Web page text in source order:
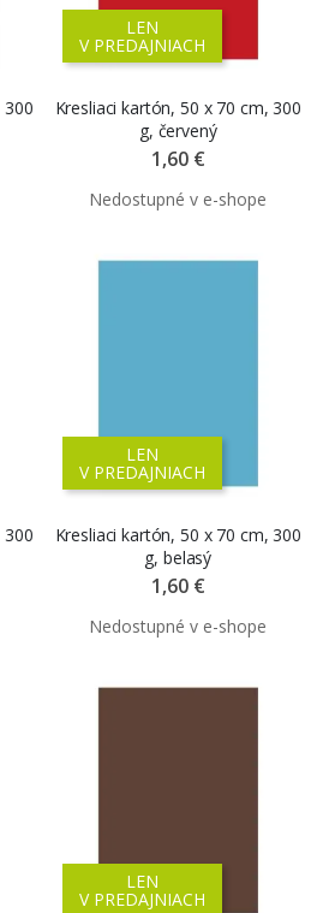
300
LEN
V PREDAJNIACH
Kresliaci kartón, 50 x 70 cm, 300
g, červený
1,60 €
300
LEN
V PREDAJNIACH
Kresliaci kartón, 50 x 70 cm, 300
g, belasý
1,60 €
LEN
V PREDAJNIACH